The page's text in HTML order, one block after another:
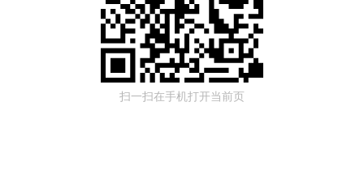
扫一扫在手机打开当前页